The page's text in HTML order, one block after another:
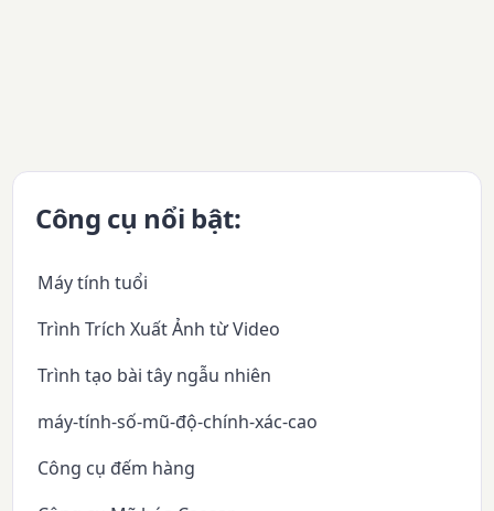
Công cụ nổi bật:
Máy tính tuổi
Trình Trích Xuất Ảnh từ Video
Trình tạo bài tây ngẫu nhiên
máy-tính-số-mũ-độ-chính-xác-cao
Công cụ đếm hàng